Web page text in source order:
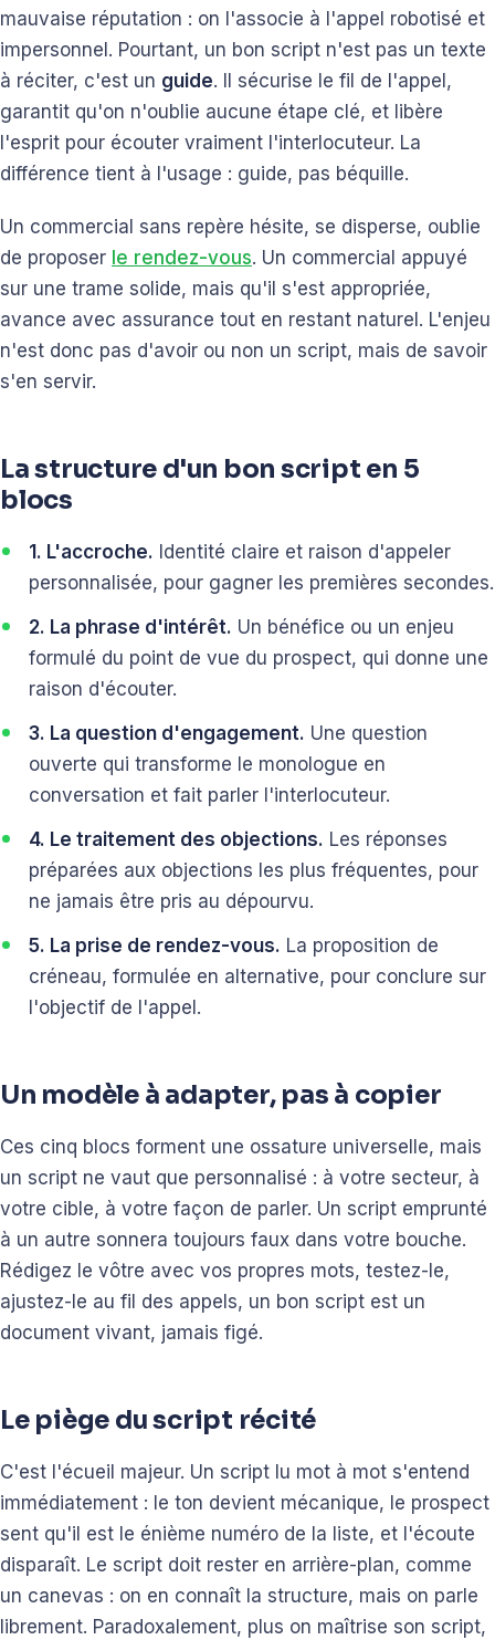
mauvaise réputation : on l'associe à l'appel robotisé et
impersonnel. Pourtant, un bon script n'est pas un texte
à réciter, c'est un guide. Il sécurise le fil de l'appel,
garantit qu'on n'oublie aucune étape clé, et libère
l'esprit pour écouter vraiment l'interlocuteur. La
différence tient à l'usage : guide, pas béquille.
Un commercial sans repère hésite, se disperse, oublie
de proposer le rendez-vous. Un commercial appuyé
sur une trame solide, mais qu'il s'est appropriée,
avance avec assurance tout en restant naturel. L'enjeu
n'est donc pas d'avoir ou non un script, mais de savoir
s'en servir.
La structure d'un bon script en 5
blocs
1. L'accroche. Identité claire et raison d'appeler
personnalisée, pour gagner les premières secondes.
2. La phrase d'intérêt. Un bénéfice ou un enjeu
formulé du point de vue du prospect, qui donne une
raison d'écouter.
3. La question d'engagement. Une question
ouverte qui transforme le monologue en
conversation et fait parler l'interlocuteur.
4. Le traitement des objections. Les réponses
préparées aux objections les plus fréquentes, pour
ne jamais être pris au dépourvu.
5. La prise de rendez-vous. La proposition de
créneau, formulée en alternative, pour conclure sur
l'objectif de l'appel.
Un modèle à adapter, pas à copier
Ces cinq blocs forment une ossature universelle, mais
un script ne vaut que personnalisé : à votre secteur, à
votre cible, à votre façon de parler. Un script emprunté
à un autre sonnera toujours faux dans votre bouche.
Rédigez le vôtre avec vos propres mots, testez-le,
ajustez-le au fil des appels, un bon script est un
document vivant, jamais figé.
Le piège du script récité
C'est l'écueil majeur. Un script lu mot à mot s'entend
immédiatement : le ton devient mécanique, le prospect
sent qu'il est le énième numéro de la liste, et l'écoute
disparaît. Le script doit rester en arrière-plan, comme
un canevas : on en connaît la structure, mais on parle
librement. Paradoxalement, plus on maîtrise son script,